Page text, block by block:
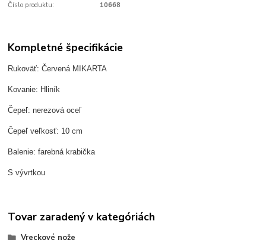
Číslo produktu: 10668
Kompletné špecifikácie
Rukoväť: Červená MIKARTA
Kovanie: Hliník
Čepeľ: nerezová oceľ
Čepeľ veľkosť: 10 cm
Balenie: farebná krabička
S vývrtkou
Tovar zaradený v kategóriách
Vreckové nože